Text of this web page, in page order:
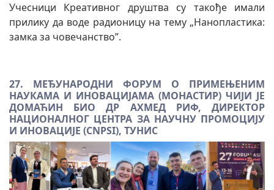
Учесници Креативног друштва су такође имали
прилику да воде радионицу на тему „Нанопластика:
замка за човечанство”.
27. МЕЂУНАРОДНИ ФОРУМ О ПРИМЕЊЕНИМ
НАУКАМА И ИНОВАЦИЈАМА (МОНАСТИР) ЧИЈИ ЈЕ
ДОМАЋИН БИО ДР АХМЕД РИФ, ДИРЕКТОР
НАЦИОНАЛНОГ ЦЕНТРА ЗА НАУЧНУ ПРОМОЦИЈУ
И ИНОВАЦИЈЕ (CNPSI), ТУНИС